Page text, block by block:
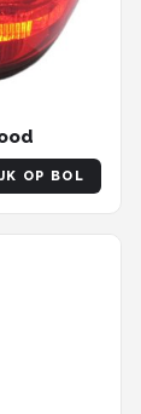
OP BOL